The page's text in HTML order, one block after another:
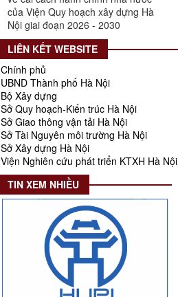
Thời gian đăng: 16/07/2026
lượt xem: 73 | lượt tải:30
2512/QĐ-UBND
Quyết định số 2512/QĐ-UBND v/v
Phê duyệt Quy hoạch tổng thể Thủ
đô Hà Nội tầm nhìn 100 năm
Thời gian đăng: 14/05/2026
lượt xem: 1220 | lượt tải:731
4386/QĐ-UBND
Quyết định số 4386/QĐ-UBND v/v
Ban hành Kế hoạch thông tin,
tuyên truyền về cải cách hành
chính nhà nước thành phố Hà Nội
Thời gian đăng: 25/08/2025
lượt xem: 566 | lượt tải:266
55-KH/ĐU
Kế hoạch Triển khai Phong trào
"Bình dân học vụ số"
LIÊN KẾT WEBSITE
Chính phủ
UBND Thành phố Hà Nội
Bộ Xây dựng
Sở Quy hoạch-Kiến trúc Hà Nội
Sở Giao thông vận tải Hà Nội
Sở Tài Nguyên môi trường Hà Nội
Sở Xây dựng Hà Nội
Viện Nghiên cứu phát triển KTXH Hà Nội
TIN XEM NHIỀU